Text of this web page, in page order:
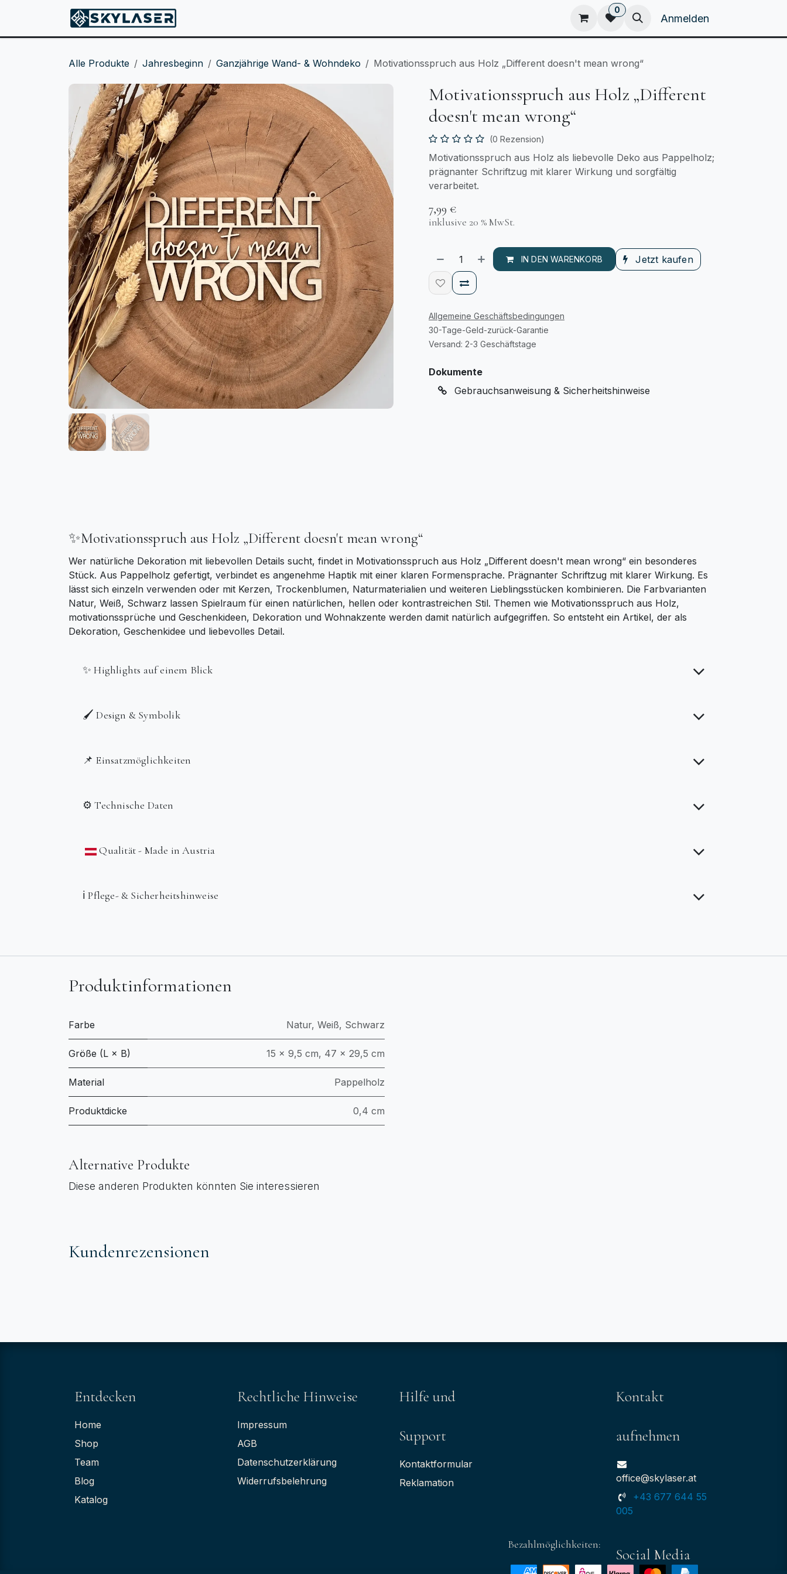
Kataloge Home
0
Anmelden
Alle Produkte Jahresbeginn Ganzjährige Wand- & Wohndeko Motivationsspruch aus Holz „Different doesn't mean wrong“
Motivationsspruch aus Holz „Different
doesn't mean wrong“
(0 Rezension)
Motivationsspruch aus Holz als liebevolle Deko aus Pappelholz;
prägnanter Schriftzug mit klarer Wirkung und sorgfältig
verarbeitet.
7,99 €
inklusive 20 % MwSt.
IN DEN WARENKORB Jetzt kaufen
Allgemeine Geschäftsbedingungen
30-Tage-Geld-zurück-Garantie
Versand: 2-3 Geschäftstage
Dokumente
Gebrauchsanweisung & Sicherheitshinweise
✨Motivationsspruch aus Holz „Different doesn't mean wrong“
Wer natürliche Dekoration mit liebevollen Details sucht, findet in Motivationsspruch aus Holz „Different doesn't mean wrong“ ein besonderes
Stück. Aus Pappelholz gefertigt, verbindet es angenehme Haptik mit einer klaren Formensprache. Prägnanter Schriftzug mit klarer Wirkung. Es
lässt sich einzeln verwenden oder mit Kerzen, Trockenblumen, Naturmaterialien und weiteren Lieblingsstücken kombinieren. Die Farbvarianten
Natur, Weiß, Schwarz lassen Spielraum für einen natürlichen, hellen oder kontrastreichen Stil. Themen wie Motivationsspruch aus Holz,
motivationssprüche und Geschenkideen, Dekoration und Wohnakzente werden damit natürlich aufgegriffen. So entsteht ein Artikel, der als
Dekoration, Geschenkidee und liebevolles Detail.
✨ Highlights auf einem Blick
🖌️ Design & Symbolik
📌 Einsatzmöglichkeiten
⚙️ Technische Daten
Qualität - Made in Austria
ℹ️ Pflege- & Sicherheitshinweise
Produktinformationen
Farbe Natur, Weiß, Schwarz
Größe (L × B) 15 × 9,5 cm, 47 × 29,5 cm
Material Pappelholz
Produktdicke 0,4 cm
Alternative Produkte
Diese anderen Produkten könnten Sie interessieren
Kundenrezensionen
Bezahlmöglichkeiten:
Rechtliche Hinweise
Impressum
AGB
Datenschutzerklärung
Widerrufsbelehrung
Hilfe und
Support
Kontaktformular
Reklamation
Entdecken
Home
Shop
Team
Blog
Katalog
Kontakt
aufnehmen
office@skylaser.at
+43 677 644 55
005
Social Media